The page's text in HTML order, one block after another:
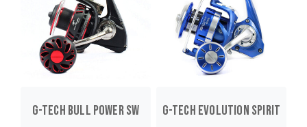
G-TECH BULL POWER SW G-TECH EVOLUTION SPIRIT